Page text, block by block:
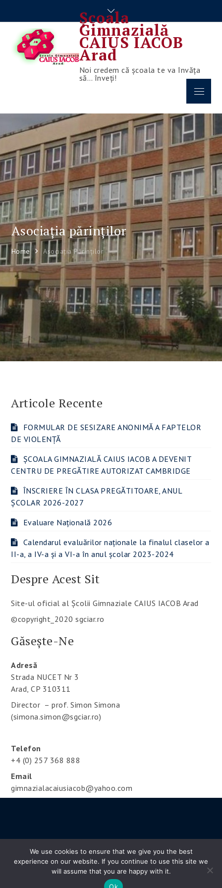
content
Școala
Gimnazială
CAIUS IACOB
Arad
Noi credem că școala te va învăța
să… înveți!
Menu
Asociația părinților
Home Asociația Părinților
Articole Recente
FORMULAR DE SESIZARE ANONIMĂ A FAPTELOR
DE VIOLENȚĂ
ȘCOALA GIMNAZIALĂ CAIUS IACOB A DEVENIT
CENTRU DE PREGĂTIRE AUTORIZAT CAMBRIDGE
ÎNSCRIERE ÎN CLASA PREGĂTITOARE, ANUL
ȘCOLAR 2026-2027
Evaluare Națională 2026
Calendarul evaluărilor naționale la finalul claselor a
II-a, a IV-a și a VI-a în anul școlar 2023-2024
Despre Acest Sit
Site-ul oficial al Școlii Gimnaziale CAIUS IACOB Arad
©copyright_2020 sgciar.ro
Găsește-Ne
Adresă
Strada NUCET Nr 3
Arad, CP 310311
Director – prof. Simon Simona
(simona.simon@sgciar.ro)
Telefon
+4 (0) 257 368 888
Email
gimnazialacaiusiacob@yahoo.com
Copyright © 2020 sgciar.ro | All Rights Reserved
Uni Education byShark Themes
We use cookies to ensure that we give you the best
experience on our website. If you continue to use this site we
will assume that you are happy with it.
Ok